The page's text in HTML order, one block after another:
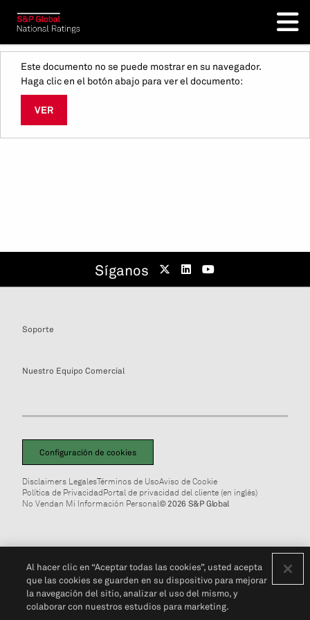
Este documento no se puede mostrar en su navegador.
Haga clic en el botón abajo para ver el documento:
VER
Síganos
Soporte
Nuestro Equipo Comercial
Configuración de cookies
Disclaimers LegalesTérminos de UsoAviso de Cookie
Política de PrivacidadPortal de privacidad del cliente (en inglés)
No Vendan Mi Información Personal© 2026 S&P Global
Al hacer clic en “Aceptar todas las cookies”, usted acepta
que las cookies se guarden en su dispositivo para mejorar
la navegación del sitio, analizar el uso del mismo, y
colaborar con nuestros estudios para marketing.